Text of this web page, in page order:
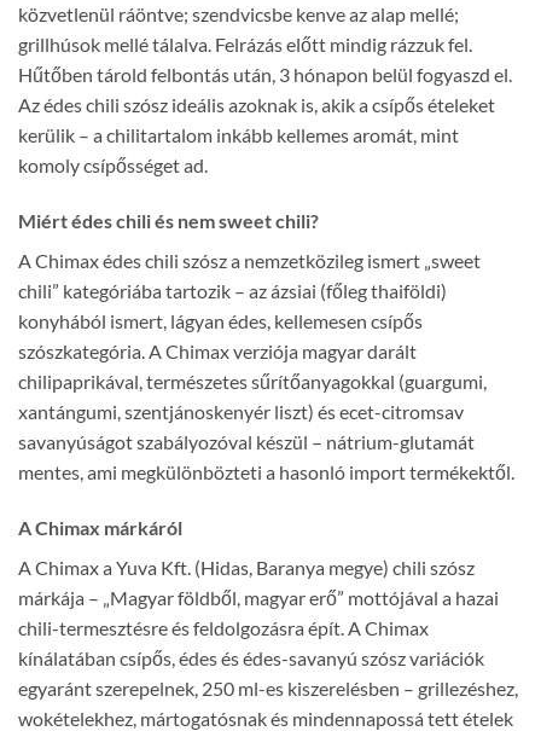
közvetlenül ráöntve; szendvicsbe kenve az alap mellé;
grillhúsok mellé tálalva. Felrázás előtt mindig rázzuk fel.
Hűtőben tárold felbontás után, 3 hónapon belül fogyaszd el.
Az édes chili szósz ideális azoknak is, akik a csípős ételeket
kerülik – a chilitartalom inkább kellemes aromát, mint
komoly csípősséget ad.
Miért édes chili és nem sweet chili?
A Chimax édes chili szósz a nemzetközileg ismert „sweet
chili” kategóriába tartozik – az ázsiai (főleg thaiföldi)
konyhából ismert, lágyan édes, kellemesen csípős
szószkategória. A Chimax verziója magyar darált
chilipaprikával, természetes sűrítőanyagokkal (guargumi,
xantángumi, szentjánoskenyér liszt) és ecet-citromsav
savanyúságot szabályozóval készül – nátrium-glutamát
mentes, ami megkülönbözteti a hasonló import termékektől.
A Chimax márkáról
A Chimax a Yuva Kft. (Hidas, Baranya megye) chili szósz
márkája – „Magyar földből, magyar erő” mottójával a hazai
chili-termesztésre és feldolgozásra épít. A Chimax
kínálatában csípős, édes és édes-savanyú szósz variációk
egyaránt szerepelnek, 250 ml-es kiszerelésben – grillezéshez,
wokételekhez, mártogatósnak és mindennapossá tett ételek